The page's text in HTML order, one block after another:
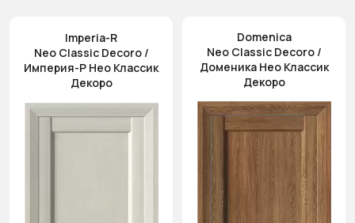
Imperia-R
Neo Classic Decoro /
Империя-Р Нео Классик
Декоро
Domenica
Neo Classic Decoro /
Доменика Нео Классик
Декоро